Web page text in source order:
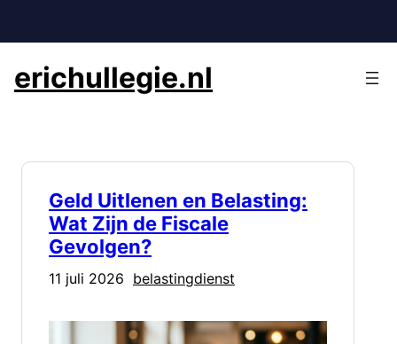
inhoud
erichullegie.nl
Geld Uitlenen en Belasting:
Wat Zijn de Fiscale
Gevolgen?
11 juli 2026 belastingdienst